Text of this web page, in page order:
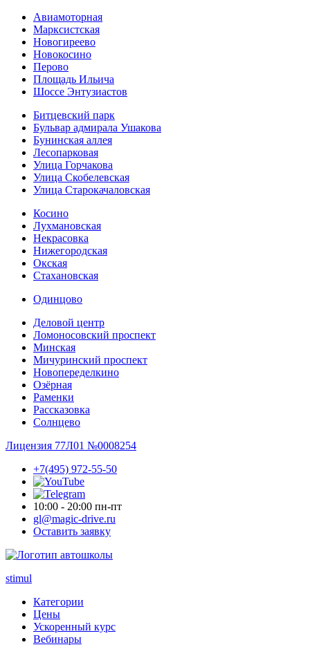
Авиамоторная
Марксистская
Новогиреево
Новокосино
Перово
Площадь Ильича
Шоссе Энтузиастов
Битцевский парк
Бульвар адмирала Ушакова
Бунинская аллея
Лесопарковая
Улица Горчакова
Улица Скобелевская
Улица Старокача­ловская
Косино
Лухмановская
Некрасовка
Нижегородская
Окская
Стахановская
Одинцово
Деловой центр
Ломоносовский проспект
Минская
Мичуринский проспект
Новопере­делкино
Озёрная
Раменки
Рассказовка
Солнцево
Лицензия 77Л01 №0008254
+7(495) 972-55-50
10:00 - 20:00 пн-пт
gl@magic-drive.ru
Оставить заявку
stimul
Категории
Цены
Ускоренный курс
Вебинары